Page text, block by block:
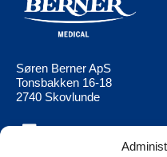
Søren Berner ApS
Tonsbakken 16-18
2740 Skovlunde